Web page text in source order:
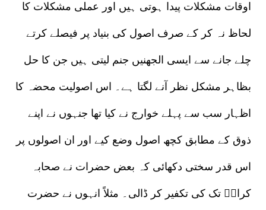
اوقات مشکلات پیدا ہوتی ہیں اور عملی مشکلات کا
لحاظ نہ کر کے صرف اصول کی بنیاد پر فیصلے کرتے
چلے جانے سے ایسی الجھنیں جنم لیتی ہیں جن کا حل
بظاہر مشکل نظر آنے لگتا ہے۔ اس اصولیت محضہ کا
اظہار سب سے پہلے خوارج نے کیا تھا جنہوں نے اپنے
ذوق کے مطابق کچھ اصول وضع کیے اور ان اصولوں پر
اس قدر سختی دکھائی کہ بعض حضرات نے صحابہ
کرامؓ تک کی تکفیر کر ڈالی۔ مثلاً انہوں نے حضرت